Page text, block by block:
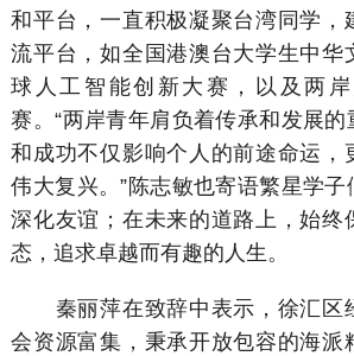
和平台，一直积极凝聚台湾同学，
流平台，如全国港澳台大学生中华
球人工智能创新大赛，以及两
赛。“两岸青年肩负着传承和发展
和成功不仅影响个人的前途命运，
伟大复兴。”陈志敏也寄语繁星学子
深化友谊；在未来的道路上，始终
态，追求卓越而有趣的人生。
秦丽萍在致辞中表示，徐汇区
会资源富集，秉承开放包容的海派